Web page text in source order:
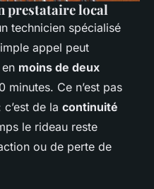
prestataire local
technicien spécialisé
appel peut
moins de deux
minutes. Ce n’est pas
de la continuité
le rideau reste
ou de perte de